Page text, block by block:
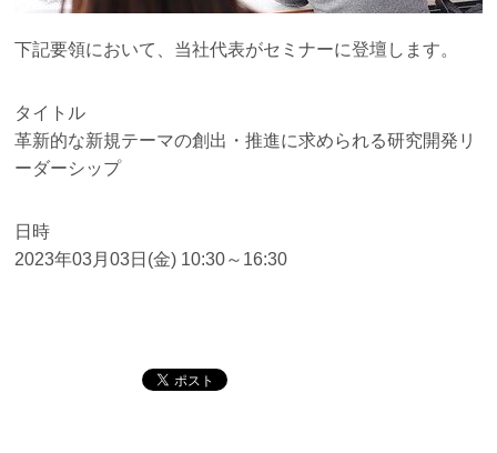
下記要領において、当社代表がセミナーに登壇します。
タイトル
革新的な新規テーマの創出・推進に求められる研究開発リ
ーダーシップ
日時
2023年03月03日(金) 10:30～16:30